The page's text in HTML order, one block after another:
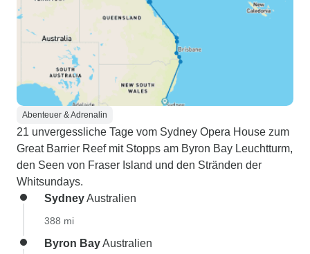
Abenteuer & Adrenalin
21 unvergessliche Tage vom Sydney Opera House zum
Great Barrier Reef mit Stopps am Byron Bay Leuchtturm,
den Seen von Fraser Island und den Stränden der
Whitsundays.
SydneyAustralien
388 mi
Byron BayAustralien